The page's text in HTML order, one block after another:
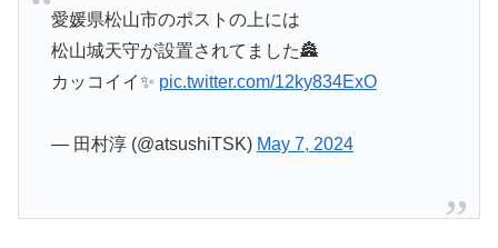
愛媛県松山市のポストの上には
松山城天守が設置されてました🏯
カッコイイ✨ pic.twitter.com/12ky834ExO
— 田村淳 (@atsushiTSK) May 7, 2024